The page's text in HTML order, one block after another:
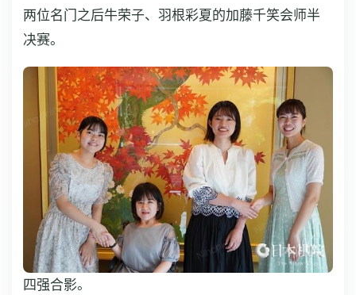
两位名门之后牛荣子、羽根彩夏的加藤千笑会师半
决赛。
四强合影。